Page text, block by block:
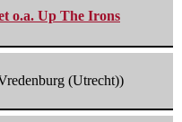
o.a. Up The Irons
(Utrecht))